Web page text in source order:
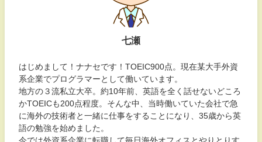
七瀬
はじめまして！ナナセです！TOEIC900点。現在某大手外資
系企業でプログラマーとして働いています。
地方の３流私立大卒。約10年前、英語を全く話せないどころ
かTOEICも200点程度。そんな中、当時働いていた会社で急
に海外の技術者と一緒に仕事をすることになり、35歳から英
語の勉強を始めました。
今では外資系企業に転職して毎日海外オフィスとやりとりす